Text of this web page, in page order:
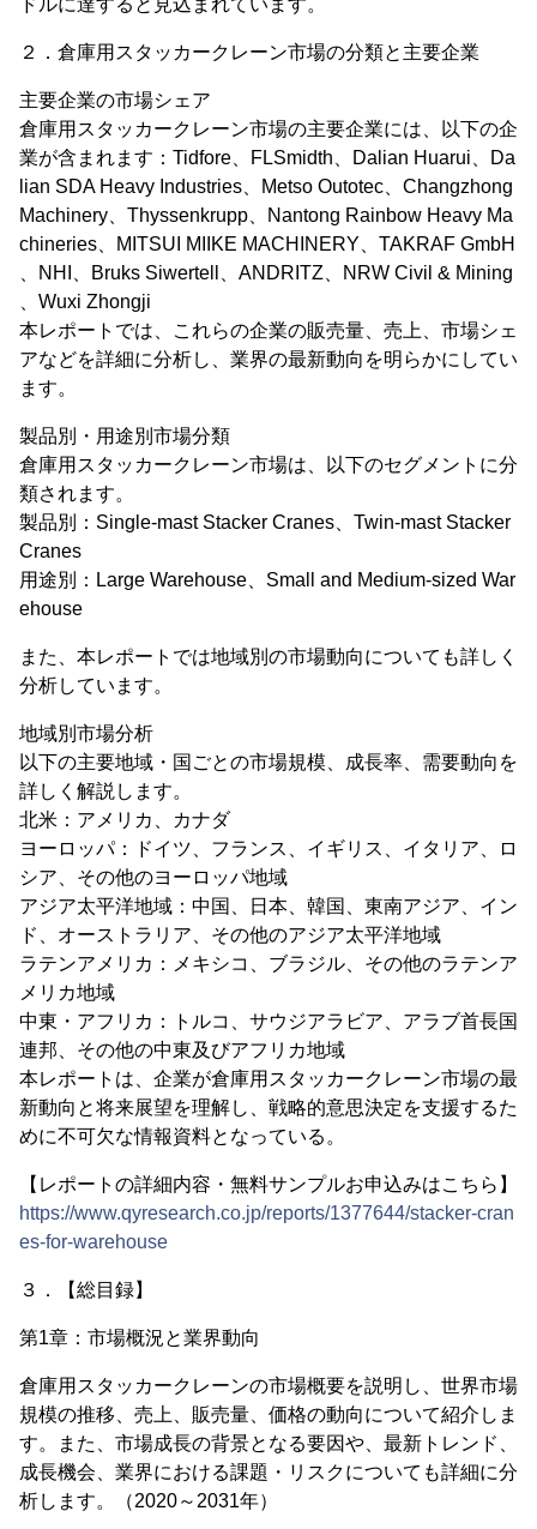
ドルに達すると見込まれています。
２．倉庫用スタッカークレーン市場の分類と主要企業
主要企業の市場シェア
倉庫用スタッカークレーン市場の主要企業には、以下の企
業が含まれます：Tidfore、FLSmidth、Dalian Huarui、Da
lian SDA Heavy Industries、Metso Outotec、Changzhong
Machinery、Thyssenkrupp、Nantong Rainbow Heavy Ma
chineries、MITSUI MIIKE MACHINERY、TAKRAF GmbH
、NHI、Bruks Siwertell、ANDRITZ、NRW Civil & Mining
、Wuxi Zhongji
本レポートでは、これらの企業の販売量、売上、市場シェ
アなどを詳細に分析し、業界の最新動向を明らかにしてい
ます。
製品別・用途別市場分類
倉庫用スタッカークレーン市場は、以下のセグメントに分
類されます。
製品別：Single-mast Stacker Cranes、Twin-mast Stacker
Cranes
用途別：Large Warehouse、Small and Medium-sized War
ehouse
また、本レポートでは地域別の市場動向についても詳しく
分析しています。
地域別市場分析
以下の主要地域・国ごとの市場規模、成長率、需要動向を
詳しく解説します。
北米：アメリカ、カナダ
ヨーロッパ：ドイツ、フランス、イギリス、イタリア、ロ
シア、その他のヨーロッパ地域
アジア太平洋地域：中国、日本、韓国、東南アジア、イン
ド、オーストラリア、その他のアジア太平洋地域
ラテンアメリカ：メキシコ、ブラジル、その他のラテンア
メリカ地域
中東・アフリカ：トルコ、サウジアラビア、アラブ首長国
連邦、その他の中東及びアフリカ地域
本レポートは、企業が倉庫用スタッカークレーン市場の最
新動向と将来展望を理解し、戦略的意思決定を支援するた
めに不可欠な情報資料となっている。
【レポートの詳細内容・無料サンプルお申込みはこちら】
https://www.qyresearch.co.jp/reports/1377644/stacker-cran
es-for-warehouse
３．【総目録】
第1章：市場概況と業界動向
倉庫用スタッカークレーンの市場概要を説明し、世界市場
規模の推移、売上、販売量、価格の動向について紹介しま
す。また、市場成長の背景となる要因や、最新トレンド、
成長機会、業界における課題・リスクについても詳細に分
析します。（2020～2031年）